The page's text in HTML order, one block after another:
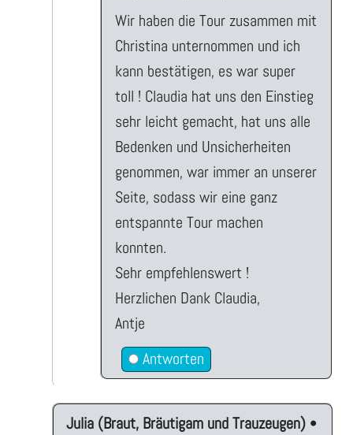
Wir haben die Tour zusammen mit
Christina unternommen und ich
kann bestätigen, es war super
toll ! Claudia hat uns den Einstieg
sehr leicht gemacht, hat uns alle
Bedenken und Unsicherheiten
genommen, war immer an unserer
Seite, sodass wir eine ganz
entspannte Tour machen
konnten.
Sehr empfehlenswert !
Herzlichen Dank Claudia,
Antje
Antworten
Julia (Braut, Bräutigam und Trauzeugen)•